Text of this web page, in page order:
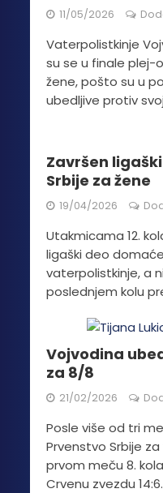
11/05/2026
Vaterpolistkinje
su se u finale plej-
žene, pošto su u
ubedljive protiv
Završen
Srbije za žene
19/04/2026
Utakmicama 12.
ligaški deo
vaterpolistkinje, a
poslednjem kolu
Vojvodina
za 8/8
21/02/2026
Posle više od tri
Prvenstvo Srbije
prvom meču 8.
Crvenu zvezdu